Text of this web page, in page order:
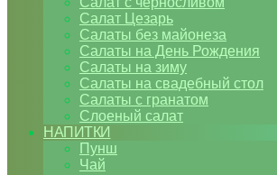
Салат Цезарь
Салаты без майонеза
Салаты на День Рождения
Салаты на зиму
Салаты на свадебный стол
Салаты с гранатом
Слоеный салат
НАПИТКИ
Пунш
Чай